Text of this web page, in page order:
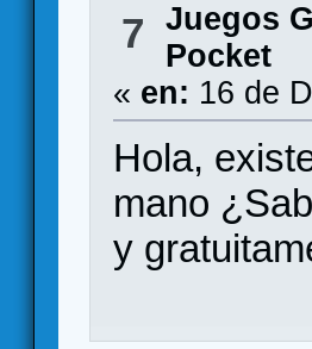
7 Juegos
Pocket
« en: 16 de
Hola,
mano
y